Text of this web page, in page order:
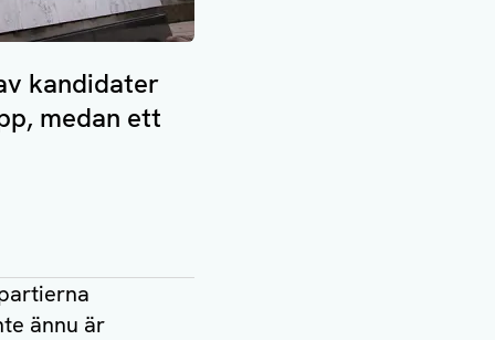
kandidater
medan ett
ännu är